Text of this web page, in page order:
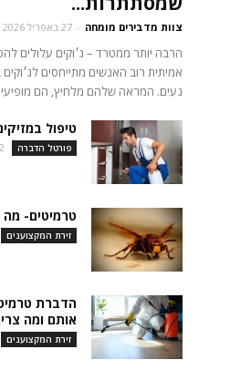
צוות מדבירים מומחה - 27 באפריל 2026
הרבה יותר ממטרד – ג׳וקים עלולים
אמיתית רוב האנשים מתייחסים
נעים. המראה שלהם מלחיץ, הם
טיפול
פורטל הדברה 22
טרמיטים- מה
זירת המקצוענים
הדברת
אותם ומה
זירת המקצוענים